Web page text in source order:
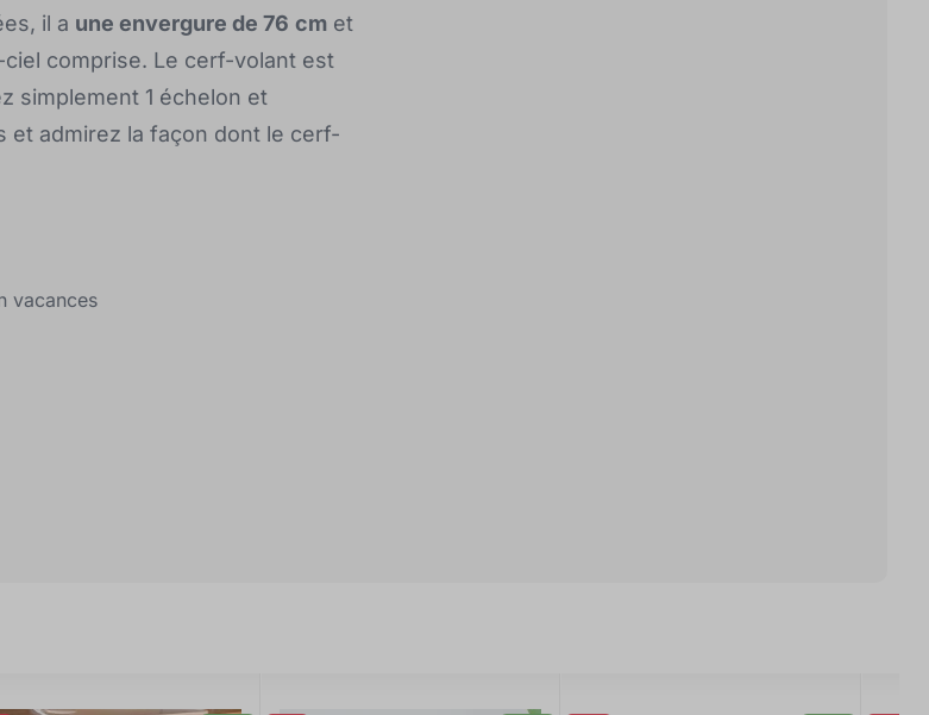
il a une envergure de 76 cm et
comprise. Le cerf-volant est
simplement 1 échelon et
et admirez la façon dont le cerf-
vacances